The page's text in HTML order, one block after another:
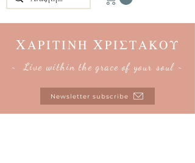
ΧΑΡΙΤΙΝΗ ΧΡΙΣΤΑΚΟΥ
~ Live within the grace of your soul ~
Newsletter subscribe